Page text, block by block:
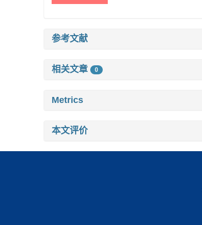
参考文献
相关文章 0
Metrics
本文评价